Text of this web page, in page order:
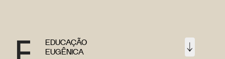
EDUCAÇÃO
EUGÊNICA